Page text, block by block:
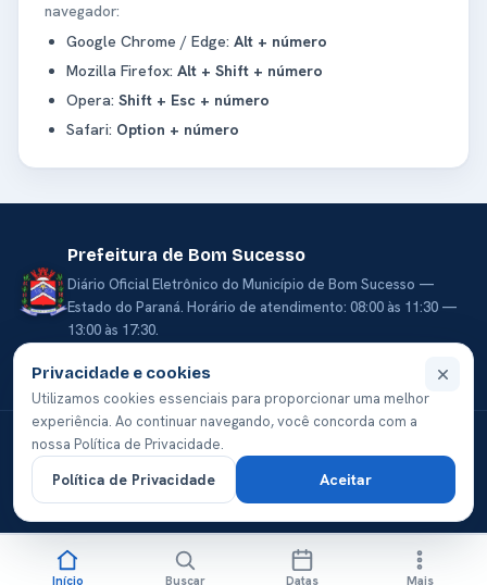
Privacidade e cookies
Utilizamos cookies essenciais para proporcionar uma melhor
experiência. Ao continuar navegando, você concorda com a
nossa Política de Privacidade.
Política de Privacidade Aceitar
navegador:
Google Chrome / Edge: Alt + número
Mozilla Firefox: Alt + Shift + número
Opera: Shift + Esc + número
Safari: Option + número
Prefeitura de Bom Sucesso
Diário Oficial Eletrônico do Município de Bom Sucesso —
Estado do Paraná. Horário de atendimento: 08:00 às 11:30 —
13:00 às 17:30.
23/06/2026 665.674
Política de Privacidade
Início Buscar Datas Mais